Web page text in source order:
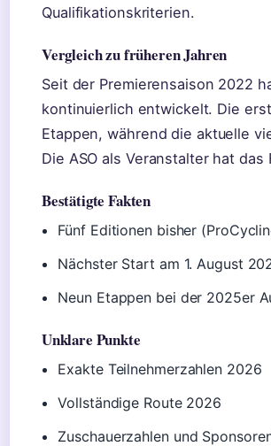
Qualifikationskriterien.
Vergleich zu früheren Jahren
Seit der Premierensaison 2022
kontinuierlich entwickelt. Die
Etappen, während die aktuelle
Die ASO als Veranstalter hat
Bestätigte Fakten
Fünf Editionen bisher
Nächster Start am 1. August
Neun Etappen bei der 2025er
Unklare Punkte
Exakte Teilnehmerzahlen 2026
Vollständige Route 2026
Zuschauerzahlen und